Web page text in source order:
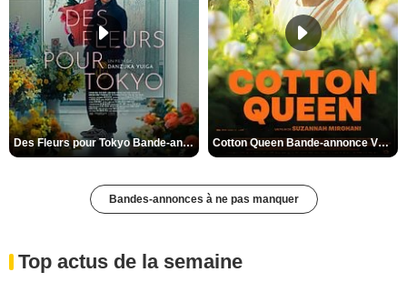
Des Fleurs pour Tokyo Bande-annonce VO STFR Cotton Queen Bande-annonce VO STFR
Bandes-annonces à ne pas manquer
Top actus de la semaine